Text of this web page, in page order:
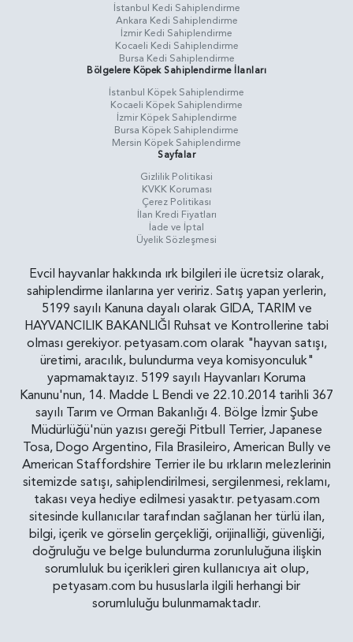
İstanbul Kedi Sahiplendirme
Ankara Kedi Sahiplendirme
İzmir Kedi Sahiplendirme
Kocaeli Kedi Sahiplendirme
Bursa Kedi Sahiplendirme
Bölgelere Köpek Sahiplendirme İlanları
İstanbul Köpek Sahiplendirme
Kocaeli Köpek Sahiplendirme
İzmir Köpek Sahiplendirme
Bursa Köpek Sahiplendirme
Mersin Köpek Sahiplendirme
Sayfalar
Gizlilik Politikasi
KVKK Koruması
Çerez Politikası
İlan Kredi Fiyatları
İade ve İptal
Üyelik Sözleşmesi
Evcil hayvanlar hakkında ırk bilgileri ile ücretsiz olarak,
sahiplendirme ilanlarına yer veririz. Satış yapan yerlerin,
5199 sayılı Kanuna dayalı olarak GIDA, TARIM ve
HAYVANCILIK BAKANLIĞI Ruhsat ve Kontrollerine tabi
olması gerekiyor. petyasam.com olarak "hayvan satışı,
üretimi, aracılık, bulundurma veya komisyonculuk"
yapmamaktayız. 5199 sayılı Hayvanları Koruma
Kanunu'nun, 14. Madde L Bendi ve 22.10.2014 tarihli 367
sayılı Tarım ve Orman Bakanlığı 4. Bölge İzmir Şube
Müdürlüğü'nün yazısı gereği Pitbull Terrier, Japanese
Tosa, Dogo Argentino, Fila Brasileiro, American Bully ve
American Staffordshire Terrier ile bu ırkların melezlerinin
sitemizde satışı, sahiplendirilmesi, sergilenmesi, reklamı,
takası veya hediye edilmesi yasaktır. petyasam.com
sitesinde kullanıcılar tarafından sağlanan her türlü ilan,
bilgi, içerik ve görselin gerçekliği, orijinalliği, güvenliği,
doğruluğu ve belge bulundurma zorunluluğuna ilişkin
sorumluluk bu içerikleri giren kullanıcıya ait olup,
petyasam.com bu hususlarla ilgili herhangi bir
sorumluluğu bulunmamaktadır.